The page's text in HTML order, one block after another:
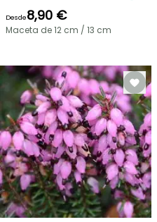
Desde8,90 €
Maceta de 12 cm / 13 cm